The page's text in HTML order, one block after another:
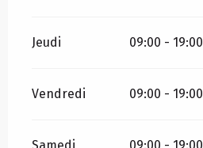
Jeudi 09:00 - 19:00
Vendredi 09:00 - 19:00